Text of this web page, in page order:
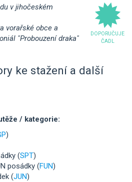
DOPORUČUJE
ČADL
v jihočeském
vorařské obce a
"Probouzení draka"
ke stažení a další
/ kategorie:
)
(SPT)
posádky (FUN)
(JUN)